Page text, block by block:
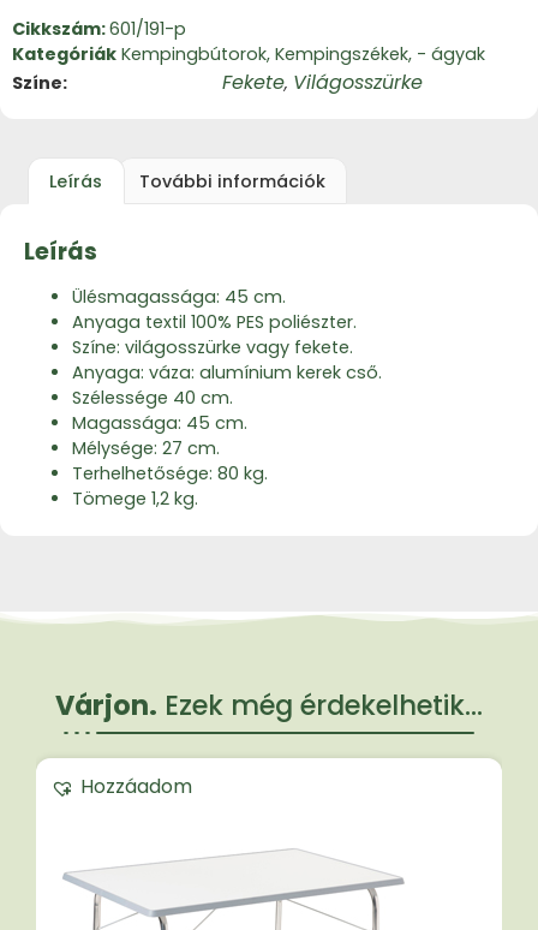
Cikkszám:601/191-p
Kategóriák Kempingbútorok, Kempingszékek, - ágyak
Színe
Fekete, Világosszürke
Leírás További információk
Leírás
Ülésmagassága: 45 cm.
Anyaga textil 100% PES poliészter.
Színe: világosszürke vagy fekete.
Anyaga: váza: alumínium kerek cső.
Szélessége 40 cm.
Magassága: 45 cm.
Mélysége: 27 cm.
Terhelhetősége: 80 kg.
Tömege 1,2 kg.
Várjon. Ezek még érdekelhetik...
Hozzáadom